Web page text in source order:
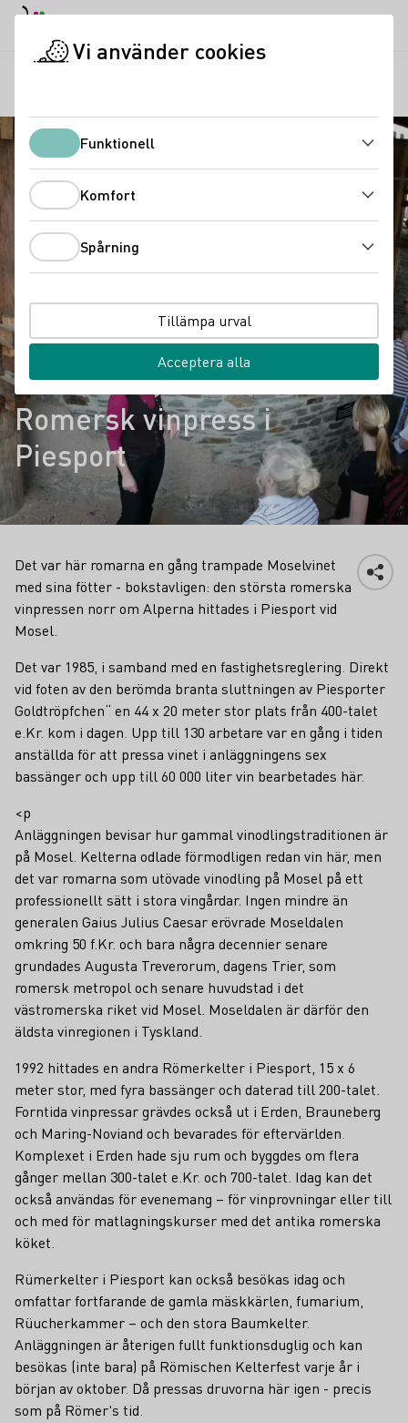
Romersk vinpress i
Piesport
Det var här romarna en gång trampade Moselvinet
med sina fötter - bokstavligen: den största romerska
vinpressen norr om Alperna hittades i Piesport vid
Mosel.
Det var 1985, i samband med en fastighetsreglering. Direkt
vid foten av den berömda branta sluttningen av Piesporter
Goldtröpfchen“ en 44 x 20 meter stor plats från 400-talet
e.Kr. kom i dagen. Upp till 130 arbetare var en gång i tiden
anställda för att pressa vinet i anläggningens sex
bassänger och upp till 60 000 liter vin bearbetades här.
<p
Anläggningen bevisar hur gammal vinodlingstraditionen är
på Mosel. Kelterna odlade förmodligen redan vin här, men
det var romarna som utövade vinodling på Mosel på ett
professionellt sätt i stora vingårdar. Ingen mindre än
generalen Gaius Julius Caesar erövrade Moseldalen
omkring 50 f.Kr. och bara några decennier senare
grundades Augusta Treverorum, dagens Trier, som
romersk metropol och senare huvudstad i det
västromerska riket vid Mosel. Moseldalen är därför den
äldsta vinregionen i Tyskland.
1992 hittades en andra Römerkelter i Piesport, 15 x 6
meter stor, med fyra bassänger och daterad till 200-talet.
Forntida vinpressar grävdes också ut i Erden, Brauneberg
och Maring-Noviand och bevarades för eftervärlden.
Komplexet i Erden hade sju rum och byggdes om flera
gånger mellan 300-talet e.Kr. och 700-talet. Idag kan det
också användas för evenemang – för vinprovningar eller till
och med för matlagningskurser med det antika romerska
köket.
Rümerkelter i Piesport kan också besökas idag och
omfattar fortfarande de gamla mäskkärlen, fumarium,
Rüucherkammer – och den stora Baumkelter.
Anläggningen är återigen fullt funktionsduglig och kan
besökas (inte bara) på Römischen Kelterfest varje år i
början av oktober. Då pressas druvorna här igen - precis
som på Römer's tid.
Vi använder cookies
FunktionellFunktionell
Komfort
Spårning
Tillämpa urval
Acceptera alla